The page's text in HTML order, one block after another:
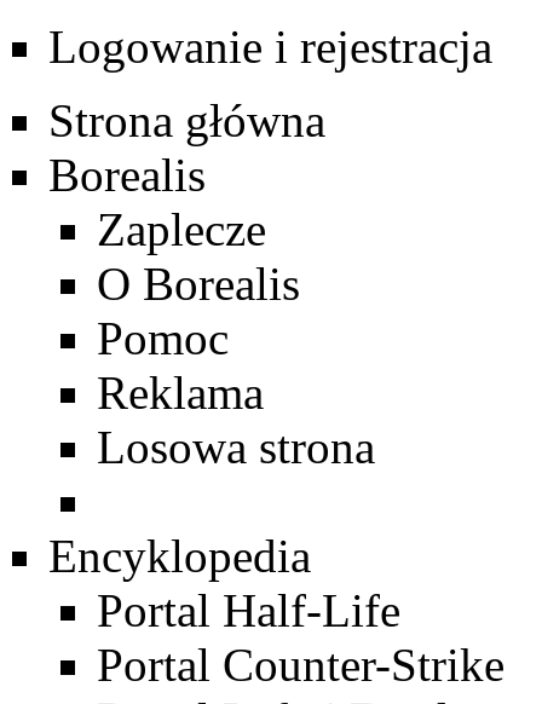
Logowanie i rejestracja
Strona główna
Borealis
Zaplecze
O Borealis
Pomoc
Reklama
Losowa strona
Encyklopedia
Portal Half-Life
Portal Counter-Strike